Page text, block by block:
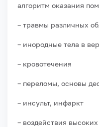
алгоритм оказания
– травмы различных
– инородные тела в
– кровотечения
– переломы, основы
– инсульт, инфаркт
– воздействия